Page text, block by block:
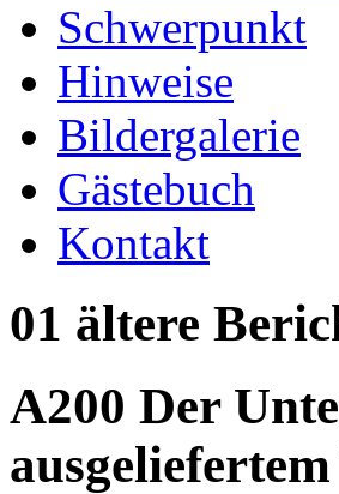
Schwerpunkt
Hinweise
Bildergalerie
Gästebuch
Kontakt
01 ältere
A200 Der